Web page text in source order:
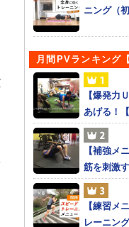
ニング（初
月間PVランキング
【爆発力
あげる！
【補強メ
筋を刺激
【練習メ
レーニン